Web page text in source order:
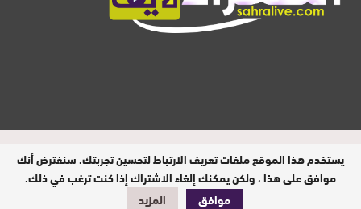
المدير المسؤول : ابيبك المحفوظ / جميع
الحقوق محفوظة © 2026
تصميم وبرمجة
يستخدم هذا الموقع ملفات تعريف الارتباط لتحسين تجربتك. سنفترض أنك
موافق على هذا ، ولكن يمكنك إلغاء الاشتراك إذا كنت ترغب في ذلك.
موافق
المزيد